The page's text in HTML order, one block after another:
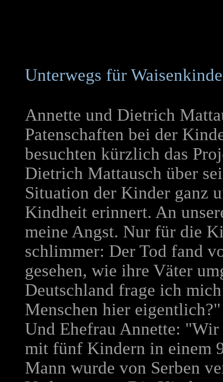
Unterwegs für
Annette und Dietrich
Patenschaften bei der
besuchten kürzlich das
Dietrich Mattausch über
Situation der Kinder ganz
Kindheit erinnert. An
meine Angst. Nur für die
schlimmer: Der Tod fand
gesehen, wie ihre Väter
Deutschland frage ich
Menschen hier eigentlich?"
Und Ehefrau Annette:
mit fünf Kindern in einem
Mann wurde von Serben